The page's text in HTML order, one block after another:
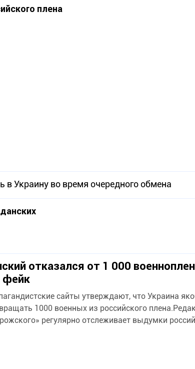
плена
в Украину во время очередного обмена
отказался от 1 000
фейк
сайты утверждают, что Украина
1000 военных из российского
регулярно отслеживает выдумки